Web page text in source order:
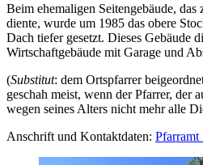
Beim ehemaligen Seitengebäude, das
diente, wurde um 1985 das obere
Dach tiefer gesetzt. Dieses Gebäude
Wirtschaftgebäude mit Garage und
(Substitut: dem Ortspfarrer
geschah meist, wenn der Pfarrer, der
wegen seines Alters nicht mehr alle
Anschrift und Kontaktdaten: Pfarramt